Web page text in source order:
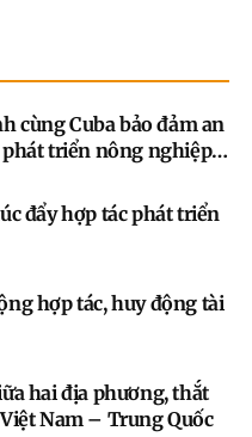
cùng Cuba bảo đảm an
triển nông nghiệp
đẩy hợp tác phát triển
hợp tác, huy động tài
hai địa phương, thắt
Nam – Trung Quốc